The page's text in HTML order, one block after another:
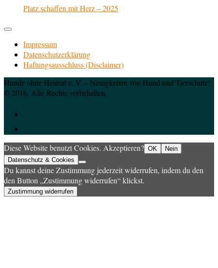
Platz schaffen mit Herz – 2025
Impressum
Datenschutzerklärung
Haftungsausschluss (Disclaimer)
Hunde ohne Heimat e. V. – Neuigkeiten von Hund und Tierschutz!
© 2016. Alle Rechte vorbehalten.
Diese Website benutzt Cookies. Akzeptieren? OK
Nein
Datenschutz & Cookies
Du kannst deine Zustimmung jederzeit widerrufen, indem du den
den Button „Zustimmung widerrufen“ klickst.
Zustimmung widerrufen